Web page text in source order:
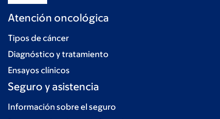
Atención oncológica
Tipos de cáncer
Diagnóstico y tratamiento
Ensayos clínicos
Seguro y asistencia
Información sobre el seguro